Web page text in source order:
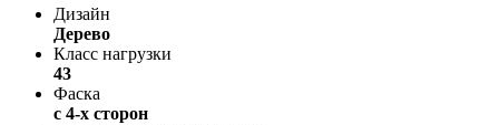
Дизайн
Дерево
Класс нагрузки
43
Фаска
с 4-х сторон